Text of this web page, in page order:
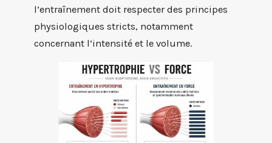
l’entraînement doit respecter des principes
physiologiques stricts, notamment
concernant l’intensité et le volume.